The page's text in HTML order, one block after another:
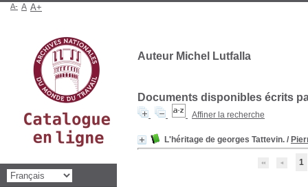
Auteur Michel Lutfalla
Documents disponibles écrits
Affiner la recherche
L'héritage de georges Tattevin. /
1
A- A A+